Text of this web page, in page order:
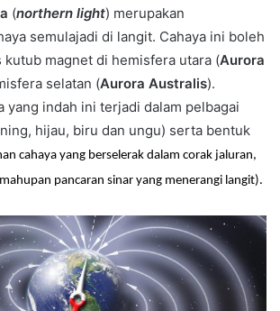
(northern light) merupakan
semulajadi di langit. Cahaya ini boleh
kutub magnet di hemisfera utara (Aurora
selatan (Aurora Australis).
yang indah ini terjadi dalam pelbagai
hijau, biru dan ungu) serta bentuk
cahaya yang berselerak dalam corak jaluran,
pancaran sinar yang menerangi langit).